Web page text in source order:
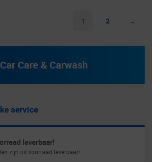
1 2 →
Care & Carwash
service
leverbaar!
zijn uit voorraad leverbaar!